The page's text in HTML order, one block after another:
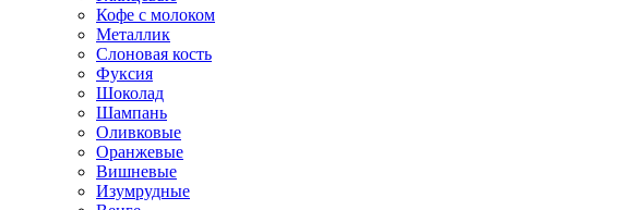
Кофе с молоком
Металлик
Слоновая кость
Фуксия
Шоколад
Шампань
Оливковые
Оранжевые
Вишневые
Изумрудные